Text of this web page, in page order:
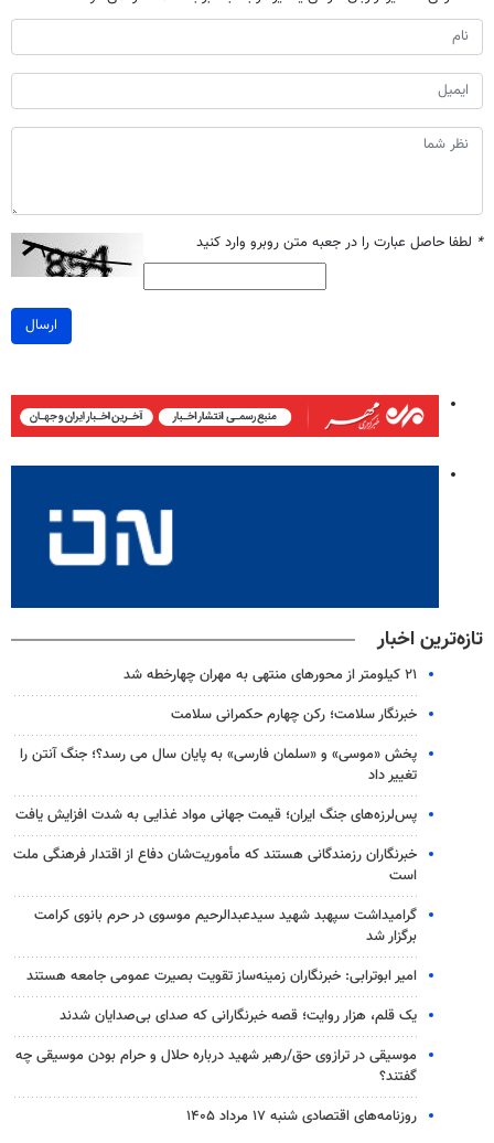
* لطفا حاصل عبارت را در جعبه متن روبرو وارد کنید
ارسال
تازه‌ترین اخبار
۲۱ کیلومتر از محورهای منتهی به مهران چهارخطه شد
خبرنگار سلامت؛ رکن چهارم حکمرانی سلامت
پخش «موسی» و «سلمان فارسی» به پایان سال می رسد؟؛ جنگ آنتن را
تغییر داد
پس‌لرزه‌های جنگ ایران؛ قیمت جهانی مواد غذایی به شدت افزایش یافت
خبرنگاران رزمندگانی هستند که مأموریت‌شان دفاع از اقتدار فرهنگی ملت
است
گرامیداشت سپهبد شهید سیدعبدالرحیم موسوی در حرم بانوی کرامت
برگزار شد
امیر ابوترابی: خبرنگاران زمینه‌ساز تقویت بصیرت عمومی جامعه هستند
یک قلم، هزار روایت؛ قصه خبرنگارانی که صدای بی‌صدایان شدند
موسیقی در ترازوی حق/رهبر شهید درباره حلال و حرام بودن موسیقی چه
گفتند؟
روزنامه‌های اقتصادی شنبه ۱۷ مرداد ۱۴۰۵